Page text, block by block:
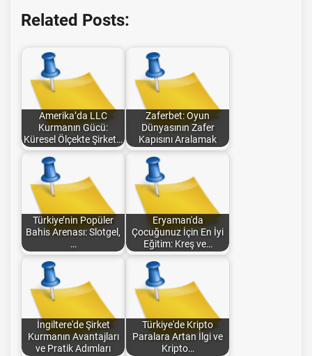
Related Posts:
Amerika’da LLC
Kurmanın Gücü:
Küresel Ölçekte Şirket…
Zaferbet: Oyun
Dünyasının Zafer
Kapısını Aralamak
Türkiye’nin Popüler
Bahis Arenası: Slotgel,
…
Eryaman'da
Çocuğunuz İçin En İyi
Eğitim: Kreş ve…
İngiltere'de Şirket
Kurmanın Avantajları
ve Pratik Adımları
Türkiye'de Kripto
Paralara Artan İlgi ve
Kripto…